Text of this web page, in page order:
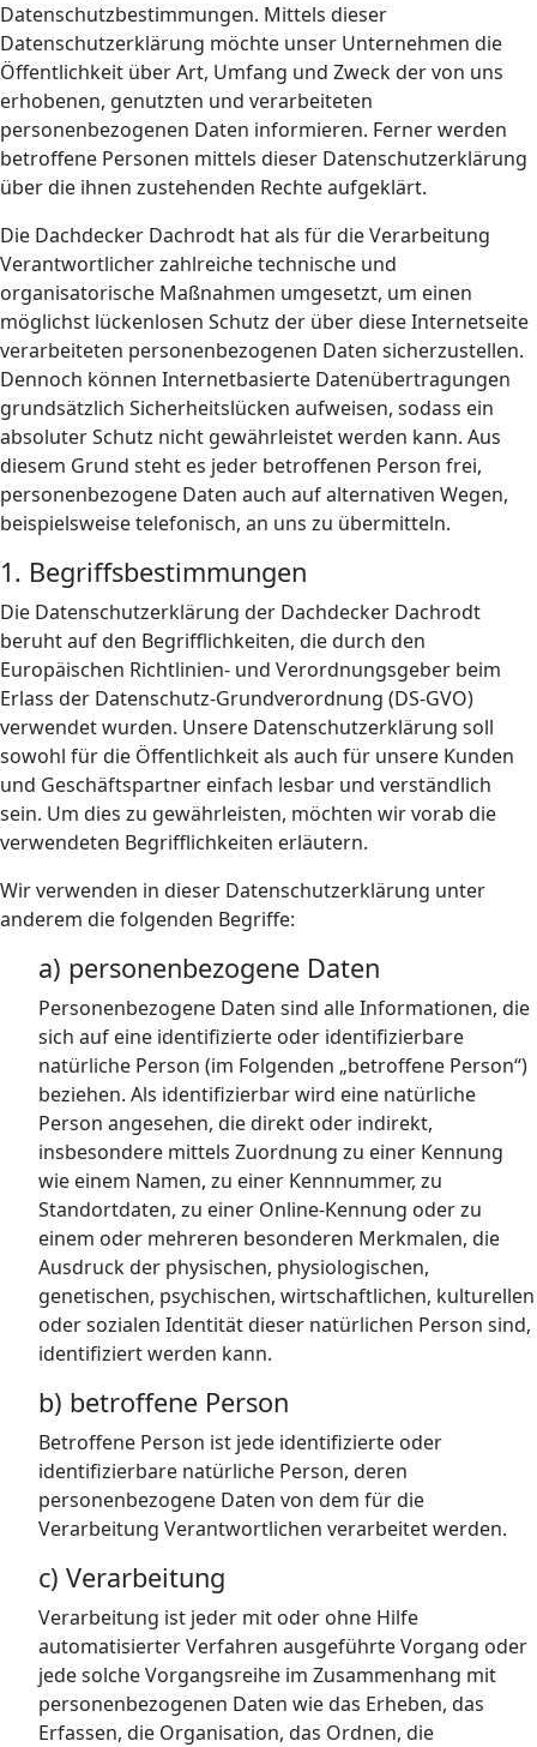
Datenschutzbestimmungen. Mittels dieser
Datenschutzerklärung möchte unser Unternehmen die
Öffentlichkeit über Art, Umfang und Zweck der von uns
erhobenen, genutzten und verarbeiteten
personenbezogenen Daten informieren. Ferner werden
betroffene Personen mittels dieser Datenschutzerklärung
über die ihnen zustehenden Rechte aufgeklärt.
Die Dachdecker Dachrodt hat als für die Verarbeitung
Verantwortlicher zahlreiche technische und
organisatorische Maßnahmen umgesetzt, um einen
möglichst lückenlosen Schutz der über diese Internetseite
verarbeiteten personenbezogenen Daten sicherzustellen.
Dennoch können Internetbasierte Datenübertragungen
grundsätzlich Sicherheitslücken aufweisen, sodass ein
absoluter Schutz nicht gewährleistet werden kann. Aus
diesem Grund steht es jeder betroffenen Person frei,
personenbezogene Daten auch auf alternativen Wegen,
beispielsweise telefonisch, an uns zu übermitteln.
1. Begriffsbestimmungen
Die Datenschutzerklärung der Dachdecker Dachrodt
beruht auf den Begrifflichkeiten, die durch den
Europäischen Richtlinien- und Verordnungsgeber beim
Erlass der Datenschutz-Grundverordnung (DS-GVO)
verwendet wurden. Unsere Datenschutzerklärung soll
sowohl für die Öffentlichkeit als auch für unsere Kunden
und Geschäftspartner einfach lesbar und verständlich
sein. Um dies zu gewährleisten, möchten wir vorab die
verwendeten Begrifflichkeiten erläutern.
Wir verwenden in dieser Datenschutzerklärung unter
anderem die folgenden Begriffe:
a) personenbezogene Daten
Personenbezogene Daten sind alle Informationen, die
sich auf eine identifizierte oder identifizierbare
natürliche Person (im Folgenden „betroffene Person“)
beziehen. Als identifizierbar wird eine natürliche
Person angesehen, die direkt oder indirekt,
insbesondere mittels Zuordnung zu einer Kennung
wie einem Namen, zu einer Kennnummer, zu
Standortdaten, zu einer Online-Kennung oder zu
einem oder mehreren besonderen Merkmalen, die
Ausdruck der physischen, physiologischen,
genetischen, psychischen, wirtschaftlichen, kulturellen
oder sozialen Identität dieser natürlichen Person sind,
identifiziert werden kann.
b) betroffene Person
Betroffene Person ist jede identifizierte oder
identifizierbare natürliche Person, deren
personenbezogene Daten von dem für die
Verarbeitung Verantwortlichen verarbeitet werden.
c) Verarbeitung
Verarbeitung ist jeder mit oder ohne Hilfe
automatisierter Verfahren ausgeführte Vorgang oder
jede solche Vorgangsreihe im Zusammenhang mit
personenbezogenen Daten wie das Erheben, das
Erfassen, die Organisation, das Ordnen, die